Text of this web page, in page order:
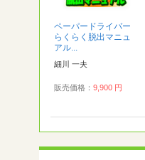
ペーパードライバー
らくらく脱出マニュ
アル...
細川 一夫
販売価格： 9,900 円